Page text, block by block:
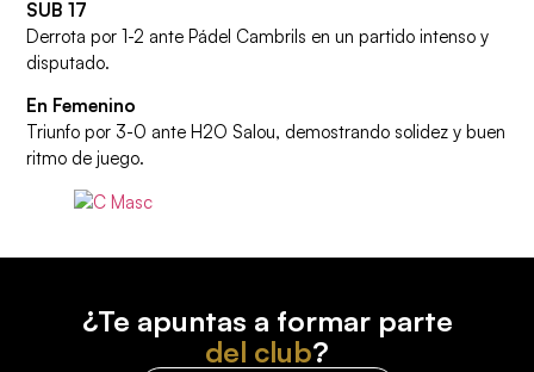
SUB 17
Derrota por 1-2 ante Pádel Cambrils en un partido intenso y
disputado.
En Femenino
Triunfo por 3-0 ante H2O Salou, demostrando solidez y buen
ritmo de juego.
¿Te apuntas a formar parte
del club?